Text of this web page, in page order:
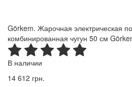
Görkem. Жарочная электрическая
комбинированная чугун 50 см
В наличии
14 612 грн.